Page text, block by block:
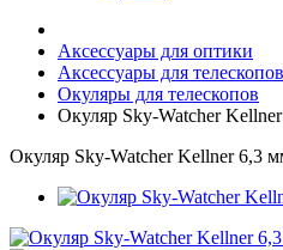
Аксессуары для оптики
Аксессуары для телескопов
Окуляры для телескопов
Окуляр Sky-Watcher
Окуляр Sky-Watcher Kellner 6,3